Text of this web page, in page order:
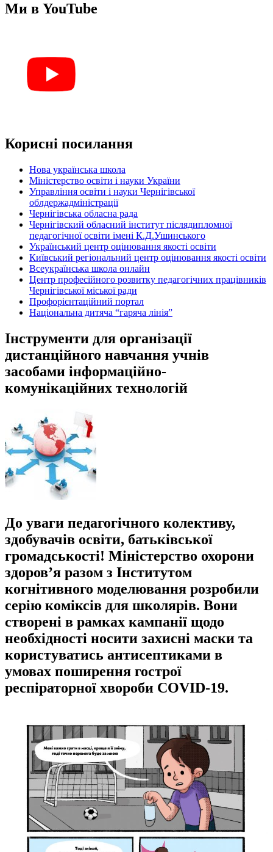
Ми в YouTube
Корисні посилання
Нова українська школа
Міністерство освіти і науки України
Управління освіти і науки Чернігівської
облдержадміністрації
Чернігівська обласна рада
Чернігівский обласний інститут післядипломної
педагогічної освіти імені К.Д.Ушинського
Український центр оцінювання якості освіти
Київський регіональний центр оцінювання якості освіти
Всеукраїнська школа онлайн
Центр професійного розвитку педагогічних працівників
Чернігівської міської ради
Профорієнтаційний портал
Національна дитяча “гаряча лінія”
Інструменти для організації
дистанційного навчання учнів
засобами інформаційно-
комунікаційних технологій
До уваги педагогічного колективу,
здобувачів освіти, батьківської
громадськості! Міністерство охорони
здоров’я разом з Інститутом
когнітивного моделювання розробили
серію коміксів для школярів. Вони
створені в рамках кампанії щодо
необхідності носити захисні маски та
користуватись антисептиками в
умовах поширення гострої
респіраторної хвороби COVID-19.